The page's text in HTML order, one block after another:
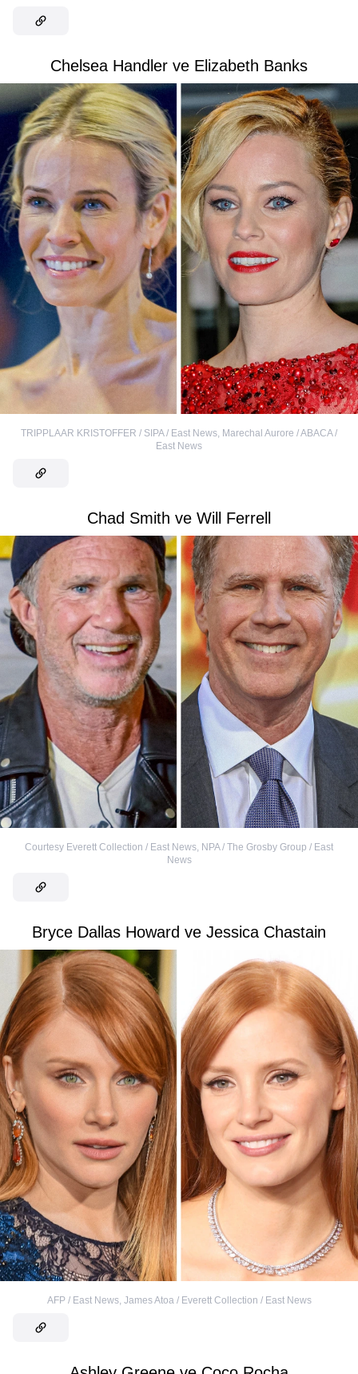
Chelsea Handler ve Elizabeth Banks
TRIPPLAAR KRISTOFFER / SIPA / East News, Marechal Aurore / ABACA /
East News
Chad Smith ve Will Ferrell
Courtesy Everett Collection / East News, NPA / The Grosby Group / East
News
Bryce Dallas Howard ve Jessica Chastain
AFP / East News, James Atoa / Everett Collection / East News